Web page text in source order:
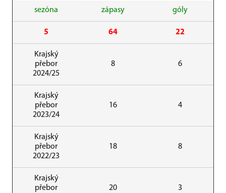
sezóna zápasy góly
5 64 22
Krajský
přebor
2024/25
8 6
Krajský
přebor
2023/24
16 4
Krajský
přebor
2022/23
18 8
Krajský
přebor
20 3